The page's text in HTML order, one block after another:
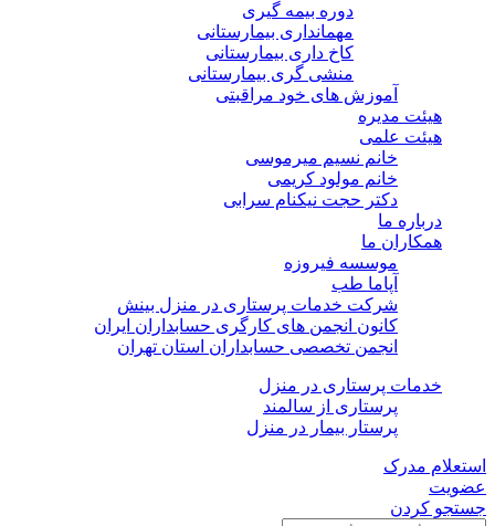
دوره بیمه گیری
مهمانداری بیمارستانی
کاخ داری بیمارستانی
منشی گری بیمارستانی
آموزش های خود مراقبتی
هیئت مدیره
هیئت علمی
خانم نسیم میرموسی
خانم مولود کریمی
دکتر حجت نیکنام سرابی
درباره ما
همکاران ما
موسسه فیروزه
آپاما طب
شرکت خدمات پرستاری در منزل بینش
کانون انجمن های کارگری حسابداران ایران
انجمن تخصصی حسابداران استان تهران
خدمات پرستاری در منزل
پرستاری از سالمند
پرستار بیمار در منزل
استعلام مدرک
عضویت
جستجو کردن